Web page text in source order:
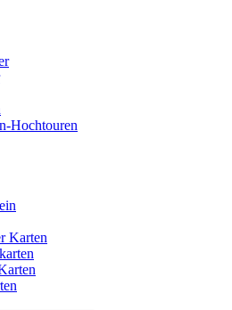
Hochtouren
Karten